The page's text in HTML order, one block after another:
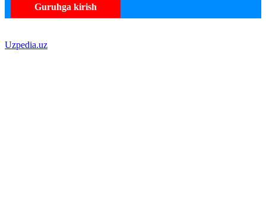
Guruhga kirish
Uzpedia.uz